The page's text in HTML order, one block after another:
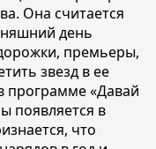
Она считается
день
премьеры,
звезд в ее
программе «Давай
появляется в
что